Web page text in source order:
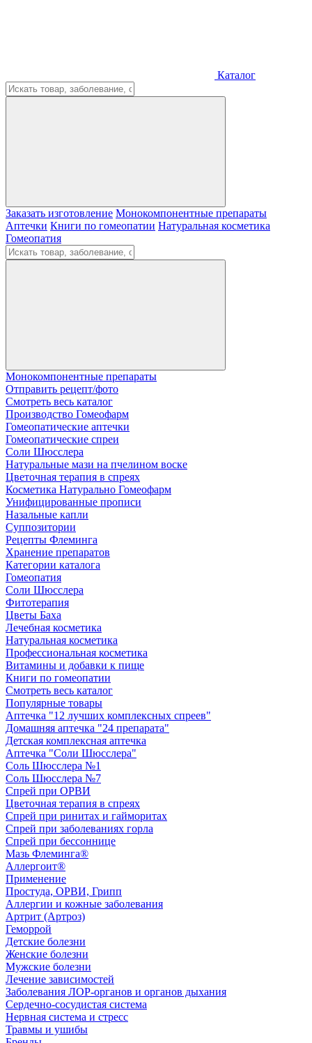
Каталог
Заказать изготовление Монокомпонентные препараты
Аптечки Книги по гомеопатии Натуральная косметика
Гомеопатия
Монокомпонентные препараты
Отправить рецепт/фото
Смотреть весь каталог
Производство Гомеофарм
Гомеопатические аптечки
Гомеопатические спреи
Соли Шюсслера
Натуральные мази на пчелином воске
Цветочная терапия в спреях
Косметика Натурально Гомеофарм
Унифицированные прописи
Назальные капли
Суппозитории
Рецепты Флеминга
Хранение препаратов
Категории каталога
Гомеопатия
Соли Шюсслера
Фитотерапия
Цветы Баха
Лечебная косметика
Натуральная косметика
Профессиональная косметика
Витамины и добавки к пище
Книги по гомеопатии
Смотреть весь каталог
Популярные товары
Аптечка "12 лучших комплексных спреев"
Домашняя аптечка "24 препарата"
Детская комплексная аптечка
Аптечка "Соли Шюсслера"
Соль Шюсслера №1
Соль Шюсслера №7
Спрей при ОРВИ
Цветочная терапия в спреях
Спрей при ринитах и гайморитах
Спрей при заболеваниях горла
Спрей при бессоннице
Мазь Флеминга®
Аллергоит®
Применение
Простуда, ОРВИ, Грипп
Аллергии и кожные заболевания
Артрит (Артроз)
Геморрой
Детские болезни
Женские болезни
Мужские болезни
Лечение зависимостей
Заболевания ЛОР-органов и органов дыхания
Сердечно-сосудистая система
Нервная система и стресс
Травмы и ушибы